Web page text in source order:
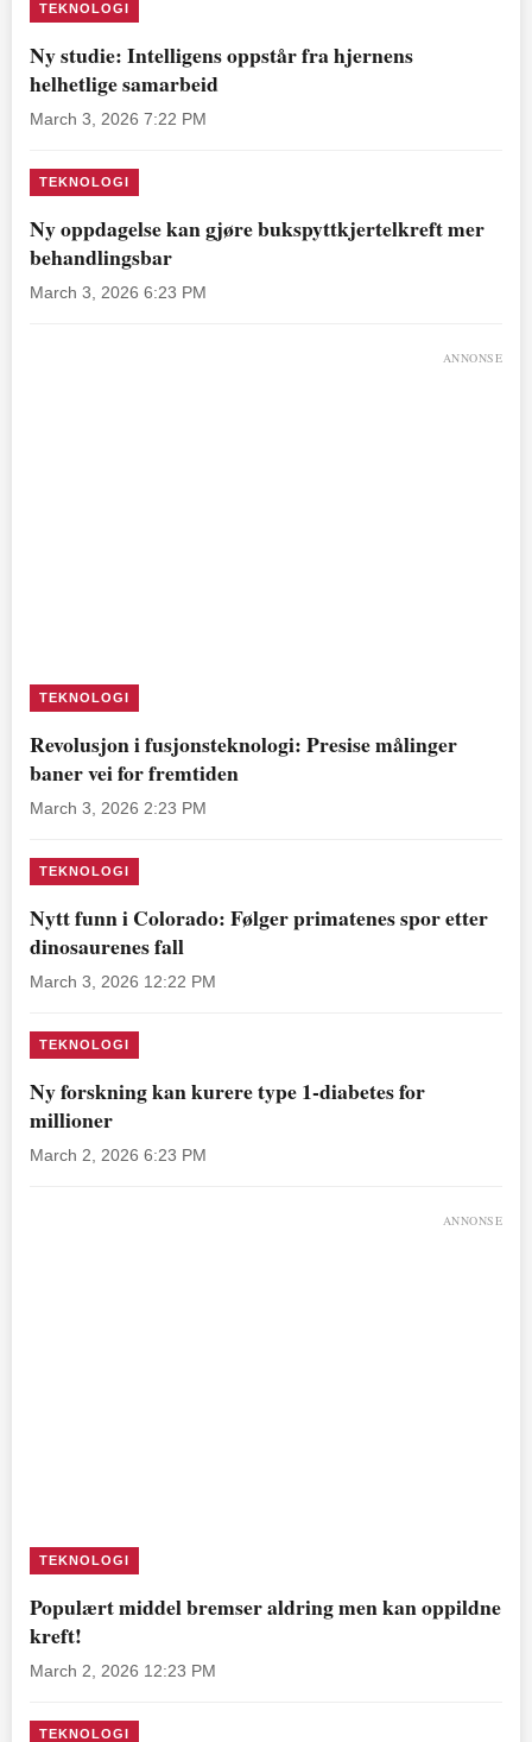
TEKNOLOGI
Ny studie: Intelligens oppstår fra hjernens
helhetlige samarbeid
March 3, 2026 7:22 PM
TEKNOLOGI
Ny oppdagelse kan gjøre bukspyttkjertelkreft mer
behandlingsbar
March 3, 2026 6:23 PM
ANNONSE
TEKNOLOGI
Revolusjon i fusjonsteknologi: Presise målinger
baner vei for fremtiden
March 3, 2026 2:23 PM
TEKNOLOGI
Nytt funn i Colorado: Følger primatenes spor etter
dinosaurenes fall
March 3, 2026 12:22 PM
TEKNOLOGI
Ny forskning kan kurere type 1-diabetes for
millioner
March 2, 2026 6:23 PM
ANNONSE
TEKNOLOGI
Populært middel bremser aldring men kan oppildne
kreft!
March 2, 2026 12:23 PM
TEKNOLOGI